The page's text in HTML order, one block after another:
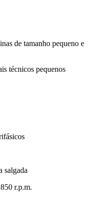
de tamanho pequeno e
técnicos pequenos
salgada
r.p.m.